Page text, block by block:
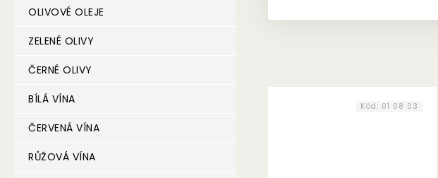
OLIVOVÉ OLEJE
ZELENÉ OLIVY
ČERNÉ OLIVY
BÍLÁ VÍNA
ČERVENÁ VÍNA
RŮŽOVÁ VÍNA
Kód: 01 08 03